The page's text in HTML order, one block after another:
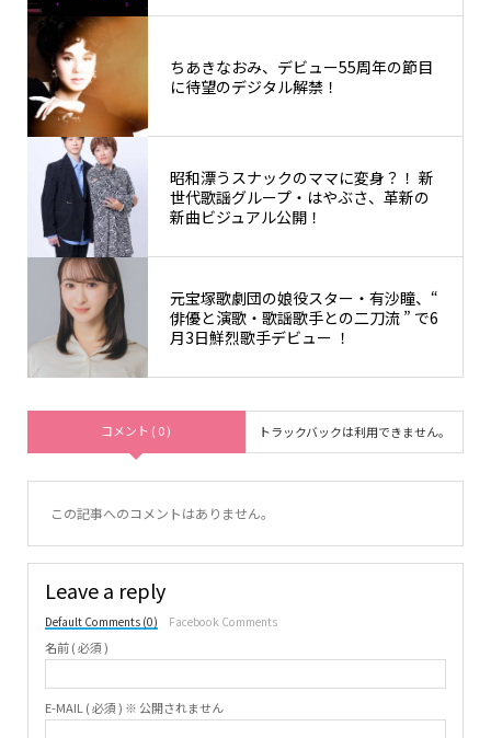
ちあきなおみ、デビュー55周年の節目
に待望のデジタル解禁！
昭和漂うスナックのママに変身？！ 新
世代歌謡グループ・はやぶさ、革新の
新曲ビジュアル公開！
元宝塚歌劇団の娘役スター・有沙瞳、“
俳優と演歌・歌謡歌手との二刀流 ” で6
月3日鮮烈歌手デビュー ！
コメント ( 0 ) トラックバックは利用できません。
この記事へのコメントはありません。
Leave a reply
Default Comments (0) Facebook Comments
名前 ( 必須 )
E-MAIL ( 必須 ) ※ 公開されません